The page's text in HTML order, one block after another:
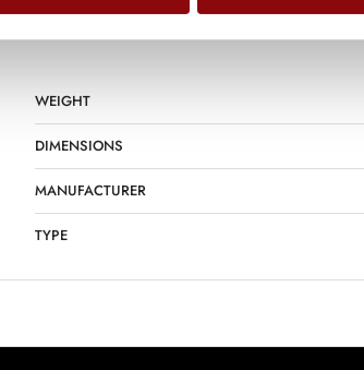
WEIGHT
DIMENSIONS
MANUFACTURER
TYPE